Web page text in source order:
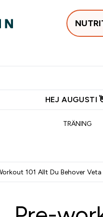
HEJ AUGUSTI
TRÄNING
101 Allt Du Behover Veta